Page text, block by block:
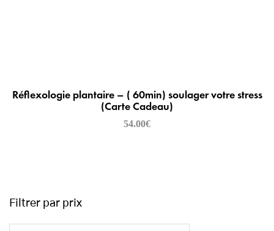
Réflexologie plantaire – ( 60min) soulager votre stress
(Carte Cadeau)
54.00€
Filtrer par prix